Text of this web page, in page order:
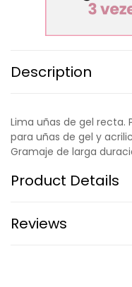
Description
Lima uñas de gel recta.
para uñas de gel y
Gramaje de larga
Product Details
Reviews